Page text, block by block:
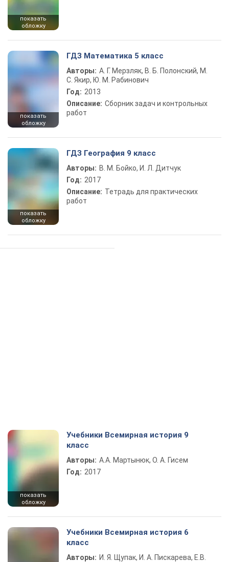
показать
обложку
показать
обложку
ГДЗ Математика 5 класс
Авторы: А. Г. Мерзляк, В. Б. Полонский, М.
С. Якир, Ю. М. Рабинович
Год: 2013
Описание: Сборник задач и контрольных
работ
показать
обложку
ГДЗ География 9 класс
Авторы: В. М. Бойко, И. Л. Дитчук
Год: 2017
Описание: Тетрадь для практических
работ
показать
обложку
Учебники Всемирная история 9
класс
Авторы: А.А. Мартынюк, О. А. Гисем
Год: 2017
Учебники Всемирная история 6
класс
Авторы: И. Я. Щупак, И. А. Пискарева, Е.В.